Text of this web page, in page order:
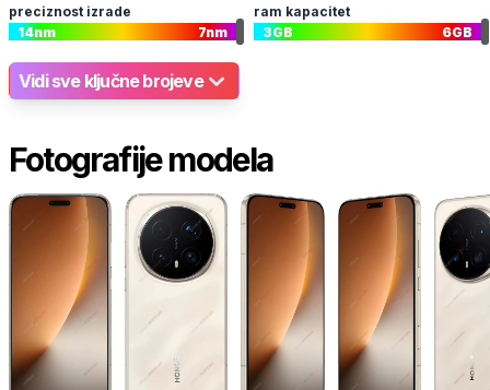
preciznost izrade
14nm 7nm
ram kapacitet
3GB 6GB
Vidi sve ključne brojeve
Fotografije modela